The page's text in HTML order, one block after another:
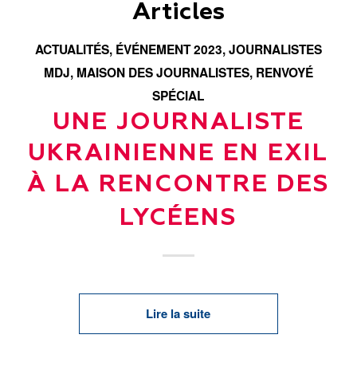
Articles
ACTUALITÉS, ÉVÉNEMENT 2023,JOURNALISTES
MDJ, MAISON DES JOURNALISTES, RENVOYÉ
SPÉCIAL
UNE JOURNALISTE
UKRAINIENNE EN EXIL
À LA RENCONTRE DES
LYCÉENS
Lire la suite